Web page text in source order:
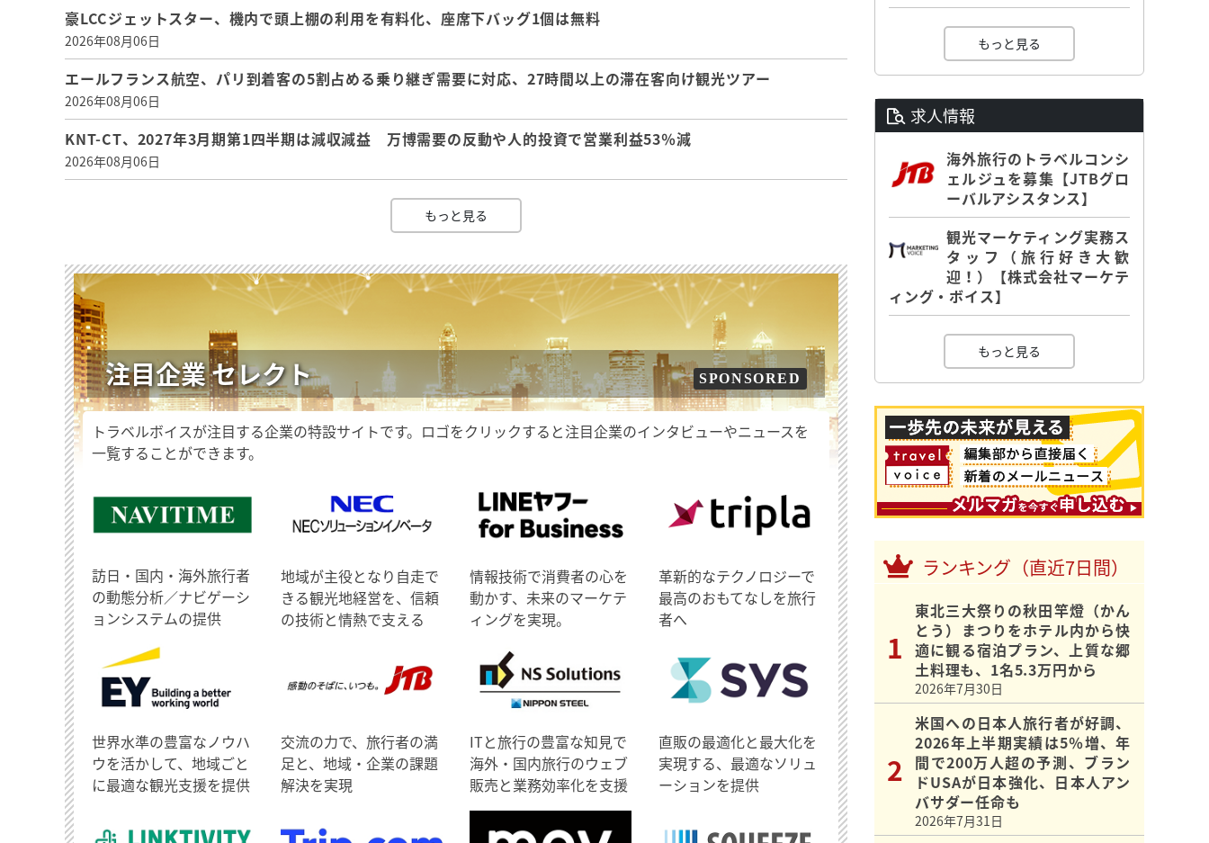
豪LCCジェットスター、機内で頭上棚の利用を有料化、座席下バッグ1個は無料
2026年08月06日
エールフランス航空、パリ到着客の5割占める乗り継ぎ需要に対応、27時間以上の滞在客向け観光ツアー
2026年08月06日
KNT-CT、2027年3月期第1四半期は減収減益 万博需要の反動や人的投資で営業利益53％減
2026年08月06日
もっと見る
注目企業 セレクト SPONSORED
トラベルボイスが注目する企業の特設サイトです。ロゴをクリックすると注目企業のインタビューやニュースを
一覧することができます。
訪日・国内・海外旅行者
の動態分析／ナビゲーシ
ョンシステムの提供
地域が主役となり自走で
きる観光地経営を、信頼
の技術と情熱で支える
情報技術で消費者の心を
動かす、未来のマーケテ
ィングを実現。
革新的なテクノロジーで
最高のおもてなしを旅行
者へ
世界水準の豊富なノウハ
ウを活かして、地域ごと
に最適な観光支援を提供
交流の力で、旅行者の満
足と、地域・企業の課題
解決を実現
ITと旅行の豊富な知見で
海外・国内旅行のウェブ
販売と業務効率化を支援
直販の最適化と最大化を
実現する、最適なソリュ
ーションを提供
もっと見る
求人情報
海外旅行のトラベルコンシ
ェルジュを募集【JTBグロ
ーバルアシスタンス】
観光マーケティング実務ス
タッフ（旅行好き大歓
迎！）【株式会社マーケテ
ィング・ボイス】
もっと見る
ランキング（直近7日間）
東北三大祭りの秋田竿燈（かん
とう）まつりをホテル内から快
適に観る宿泊プラン、上質な郷
土料理も、1名5.3万円から
2026年7月30日
米国への日本人旅行者が好調、
2026年上半期実績は5％増、年
間で200万人超の予測、ブラン
ドUSAが日本強化、日本人アン
バサダー任命も
2026年7月31日